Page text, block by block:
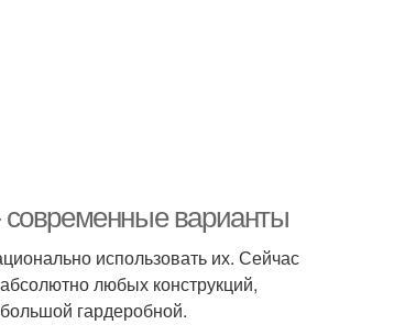
варианты
использовать их. Сейчас
любых конструкций,
гардеробной.